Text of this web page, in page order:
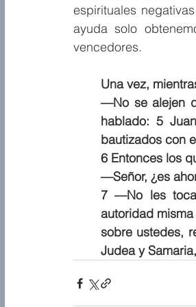
espirituales
ayuda solo
vencedores.
Una vez,
—No se alejen
hablado: 5
bautizados con
6 Entonces los
—Señor, ¿es
7 —No les
autoridad
sobre ustedes,
Judea y